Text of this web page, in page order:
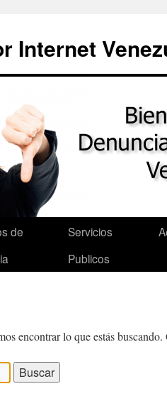
Internet
de
Servicios
Publicos
encontrar lo que estás